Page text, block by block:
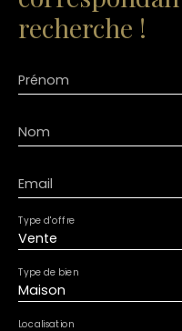
recherche !
Prénom
Nom
Email
Vente
Type d'offre
Maison
Type de bien
Localisation